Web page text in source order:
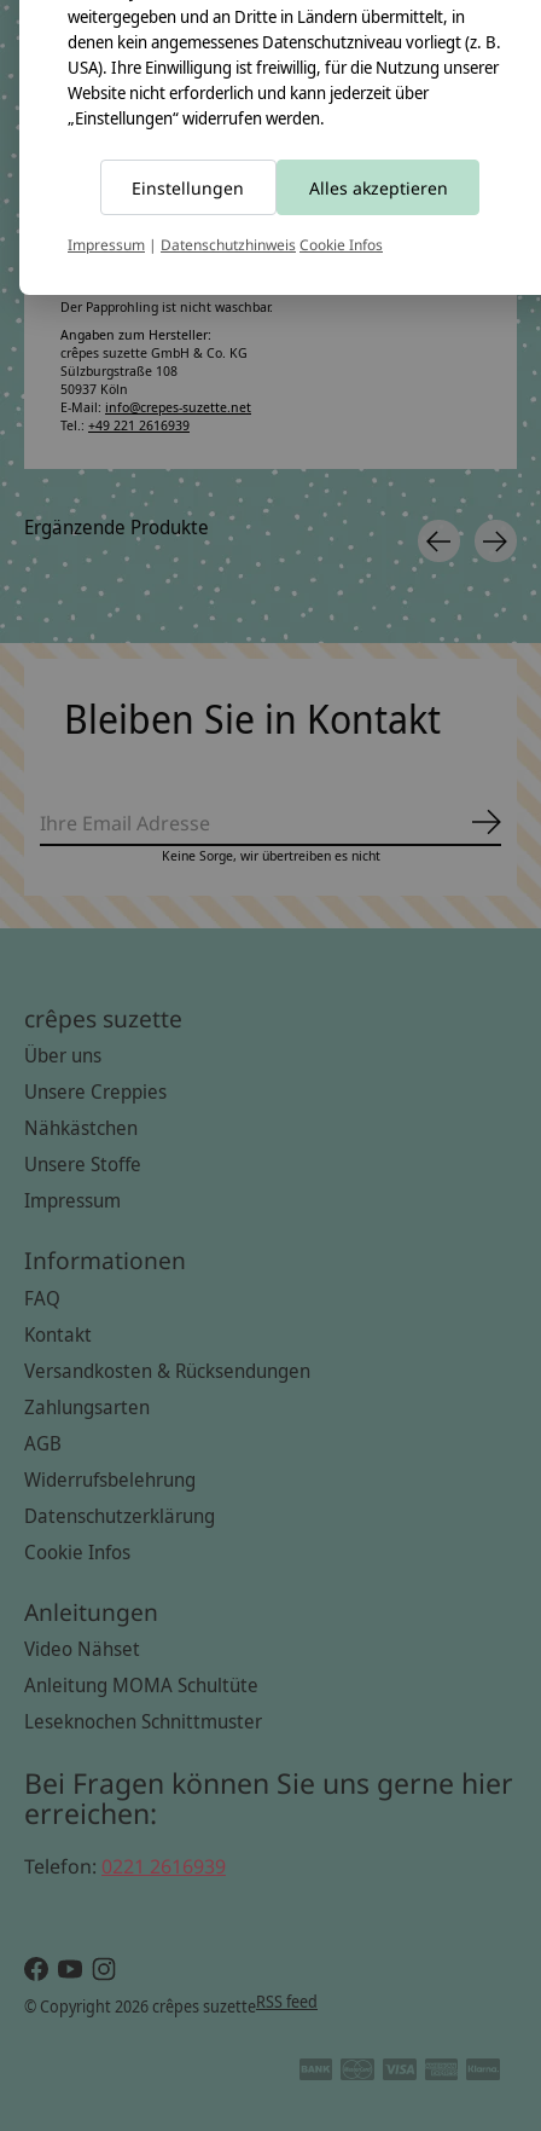
GTIN: 4250608112582
Bezugsmaß:
Höhe ca.50cm
Rohlingmaß:
Höhe 35cm
Durchmesser ca. 11cm
100% Baumwollstoff OEKO-TEX 100
Material des Rohlings:
100% Pappe
Pflegehinweis:
Waschbar bei 30°C Schonwäsche, nicht trocknergeeignet
Der Papprohling ist nicht waschbar.
Angaben zum Hersteller:
crêpes suzette GmbH & Co. KG
Sülzburgstraße 108
50937 Köln
E-Mail: info@crepes-suzette.net
Tel.: +49 221 2616939
Ergänzende Produkte
Carousel items
Bleiben Sie in Kontakt
Keine Sorge, wir übertreiben es nicht
crêpes suzette
Über uns
Unsere Creppies
Nähkästchen
Unsere Stoffe
Impressum
Informationen
FAQ
Kontakt
Versandkosten & Rücksendungen
Zahlungsarten
AGB
Widerrufsbelehrung
Datenschutzerklärung
Cookie Infos
Anleitungen
Video Nähset
Anleitung MOMA Schultüte
Leseknochen Schnittmuster
Bei Fragen können Sie uns gerne hier
erreichen:
Telefon: 0221 2616939
© Copyright 2026 crêpes suzetteRSS feed
weitergegeben und an Dritte in Ländern übermittelt, in
denen kein angemessenes Datenschutzniveau vorliegt (z. B.
USA). Ihre Einwilligung ist freiwillig, für die Nutzung unserer
Website nicht erforderlich und kann jederzeit über
„Einstellungen“ widerrufen werden.
Einstellungen Alles akzeptieren
Impressum | DatenschutzhinweisCookie Infos